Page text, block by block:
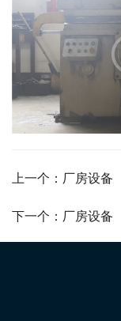
上一个：厂房设备
下一个：厂房设备